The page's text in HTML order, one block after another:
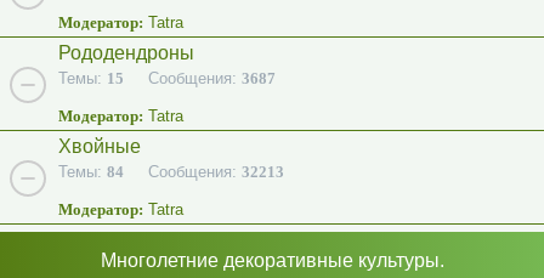
Модератор: Tatra
Рододендроны
Темы: 15 Сообщения: 3687
Модератор: Tatra
Хвойные
Темы: 84 Сообщения: 32213
Модератор: Tatra
Многолетние декоративные культуры.